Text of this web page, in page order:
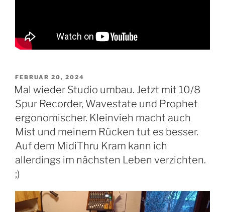
VERÖFFENTLICHT
AM
FEBRUAR 20, 2024
Mal wieder Studio umbau. Jetzt mit 10/8
Spur Recorder, Wavestate und Prophet
ergonomischer. Kleinvieh macht auch
Mist und meinem Rücken tut es besser.
Auf dem MidiThru Kram kann ich
allerdings im nächsten Leben verzichten.
;)